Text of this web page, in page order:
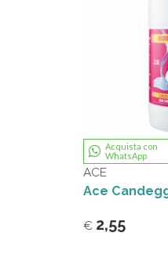
Acquista con
WhatsApp
ACE
€ 2,55